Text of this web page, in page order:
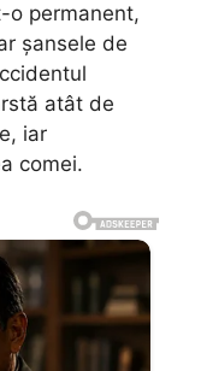
o permanent,
șansele de
atât de
iar
comei.